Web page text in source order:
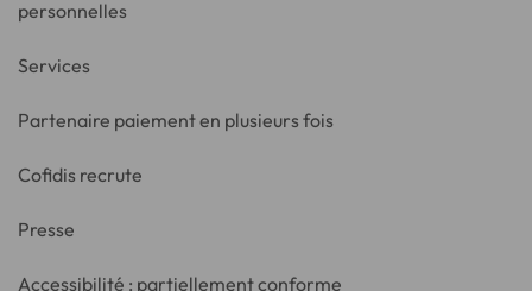
personnelles
Services
Partenaire paiement en plusieurs fois
Cofidis recrute
Presse
Accessibilité : partiellement conforme